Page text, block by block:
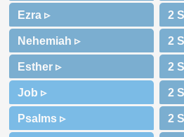
Ezra ▹
Nehemiah ▹
Esther ▹
Job ▹
Psalms ▹